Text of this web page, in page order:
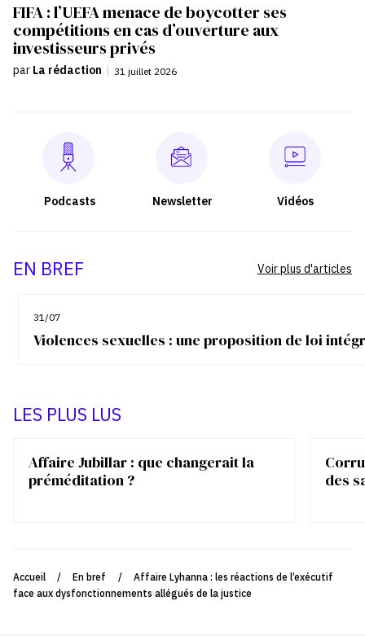
FIFA : l’UEFA menace de boycotter ses
compétitions en cas d’ouverture aux
investisseurs privés
par La rédaction | 31 juillet 2026
Podcasts Newsletter Vidéos
EN BREF
31/07
Violences sexuelles : une proposition de loi
Voir plus d'articles
LES PLUS LUS
Affaire Jubillar : que changerait la
préméditation ?
des
Accueil / En bref /
Affaire Lyhanna : les réactions de l’exécutif
face aux dysfonctionnements allégués de la justice